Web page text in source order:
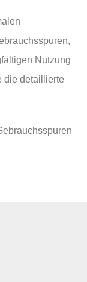
Nutzung
die detaillierte